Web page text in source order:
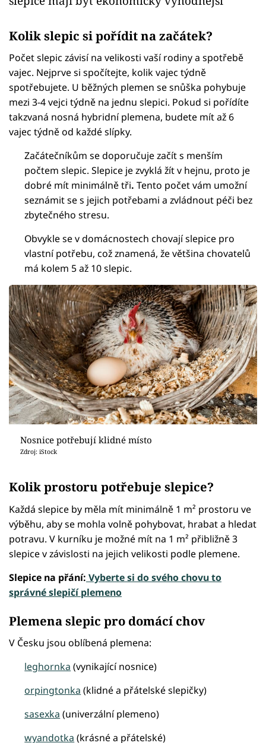
Kolik slepic si pořídit na začátek?
Počet slepic závisí na velikosti vaší rodiny a spotřebě
vajec. Nejprve si spočítejte, kolik vajec týdně
spotřebujete. U běžných plemen se snůška pohybuje
mezi 3-4 vejci týdně na jednu slepici. Pokud si pořídíte
takzvaná nosná hybridní plemena, budete mít až 6
vajec týdně od každé slípky.
Začátečníkům se doporučuje začít s menším
počtem slepic. Slepice je zvyklá žít v hejnu, proto je
dobré mít minimálně tři. Tento počet vám umožní
seznámit se s jejich potřebami a zvládnout péči bez
zbytečného stresu.
Obvykle se v domácnostech chovají slepice pro
vlastní potřebu, což znamená, že většina chovatelů
má kolem 5 až 10 slepic.
Nosnice potřebují klidné místo
Zdroj: iStock
Kolik prostoru potřebuje slepice?
Každá slepice by měla mít minimálně 1 m² prostoru ve
výběhu, aby se mohla volně pohybovat, hrabat a hledat
potravu. V kurníku je možné mít na 1 m² přibližně 3
slepice v závislosti na jejich velikosti podle plemene.
Slepice na přání: Vyberte si do svého chovu to
správné slepičí plemeno
Plemena slepic pro domácí chov
V Česku jsou oblíbená plemena:
leghornka (vynikající nosnice)
orpingtonka (klidné a přátelské slepičky)
sasexka (univerzální plemeno)
wyandotka (krásné a přátelské)